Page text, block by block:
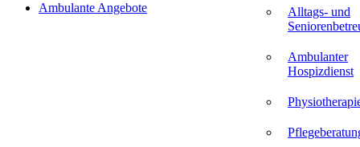
Ambulante Angebote
Alltags- und
Ambulanter
Hospizdienst